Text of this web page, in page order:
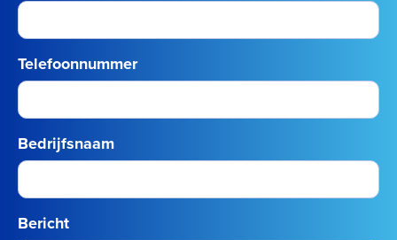
Telefoonnummer
Bedrijfsnaam
Bericht